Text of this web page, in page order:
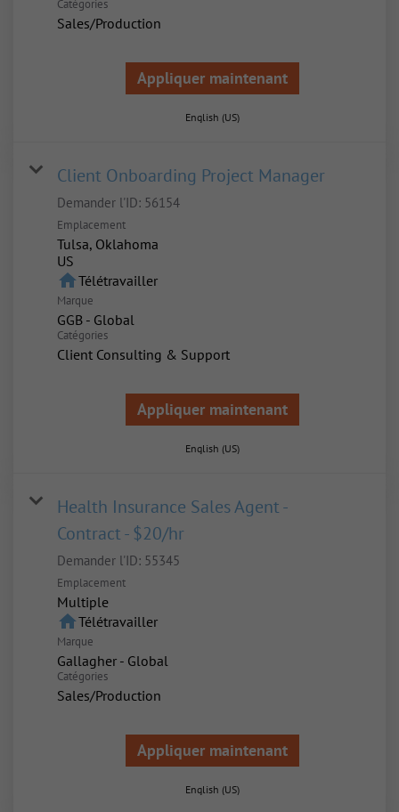
Catégories
Sales/Production
Appliquer maintenant
English (US)
Client Onboarding Project Manager
Demander l'ID: 56154
Emplacement
Tulsa, Oklahoma
homeTélétravailler
Marque
GGB - Global
Catégories
Client Consulting & Support
Appliquer maintenant
English (US)
Health Insurance Sales Agent -
Contract - $20/hr
Demander l'ID: 55345
Emplacement
Multiple
homeTélétravailler
Marque
Gallagher - Global
Catégories
Sales/Production
Appliquer maintenant
English (US)